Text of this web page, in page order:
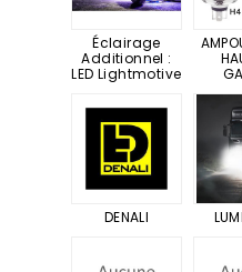
Éclairage
Additionnel :
LED Lightmotive
DENALI